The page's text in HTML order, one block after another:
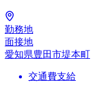
勤務地
面接地
愛知県豊田市堤本町
交通費支給